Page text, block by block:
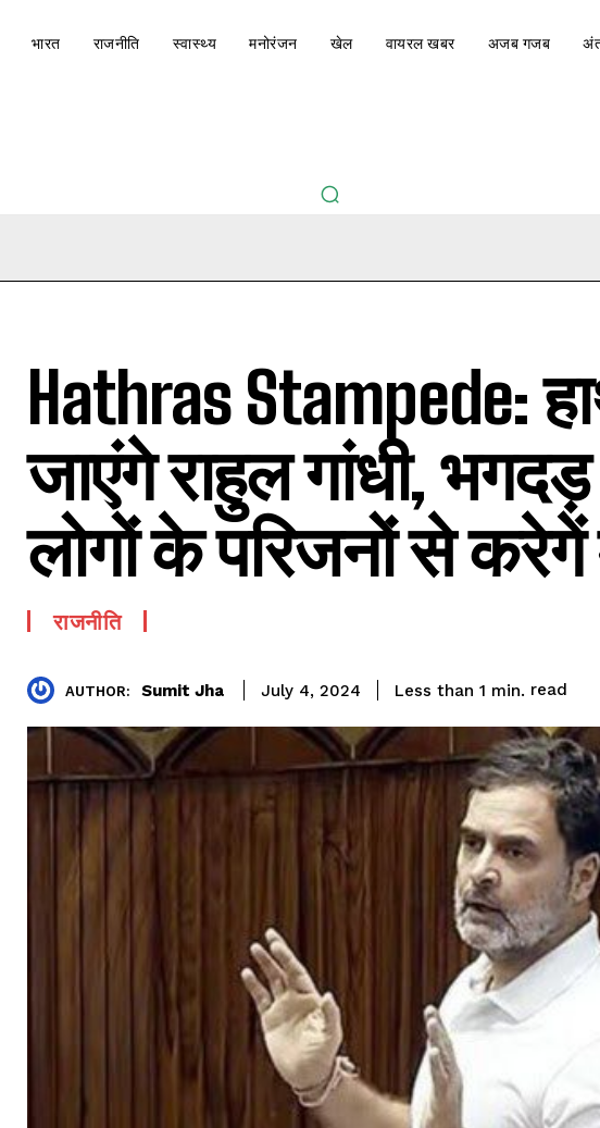
भारत राजनीति स्वास्थ्य मनोरंजन खेल वायरल खबर अजब गजब
Hathras Stampede:
जाएंगे राहुल गांधी,
लोगों के परिजनों से
राजनीति
AUTHOR: Sumit Jha July 4, 2024 Less than 1 min. read